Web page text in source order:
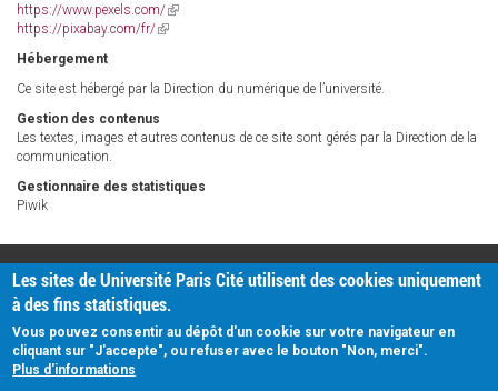
is
external)
https://www.pexels.com/(link
is
https://pixabay.com/fr/(link
Hébergement
Ce site est hébergé par la Direction du numérique de l’université.
Gestion des contenus
Les textes, images et autres contenus de ce site sont gérés par la Direction de la
communication.
Gestionnaire des statistiques
Piwik
PRATIQUE
Plan d'accès
Intranet
Mentions légales
Données personnelles
Les sites de Université Paris Cité utilisent des cookies uniquement
à des fins statistiques.
Vous pouvez consentir au dépôt d'un cookie sur votre navigateur en
cliquant sur "J'accepte", ou refuser avec le bouton "Non, merci".
Plus d'informations